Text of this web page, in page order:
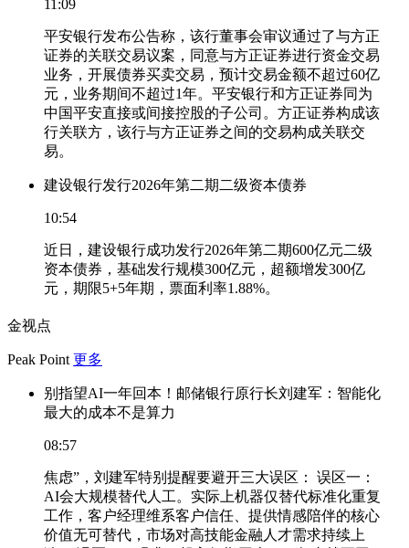
11:09
平安银行发布公告称，该行董事会审议通过了与方正
证券的关联交易议案，同意与方正证券进行资金交易
业务，开展债券买卖交易，预计交易金额不超过60亿
元，业务期间不超过1年。平安银行和方正证券同为
中国平安直接或间接控股的子公司。方正证券构成该
行关联方，该行与方正证券之间的交易构成关联交
易。
建设银行发行2026年第二期二级资本债券
10:54
近日，建设银行成功发行2026年第二期600亿元二级
资本债券，基础发行规模300亿元，超额增发300亿
元，期限5+5年期，票面利率1.88%。
金视点
Peak Point 更多
别指望AI一年回本！邮储银行原行长刘建军：智能化
最大的成本不是算力
08:57
焦虑”，刘建军特别提醒要避开三大误区： 误区一：
AI会大规模替代人工。实际上机器仅替代标准化重复
工作，客户经理维系客户信任、提供情感陪伴的核心
价值无可替代，市场对高技能金融人才需求持续上